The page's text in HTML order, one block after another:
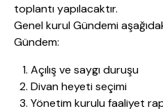
toplantı yapılacaktır.
Genel kurul Gündemi
Gündem:
Açılış ve saygı duruşu
Divan heyeti seçimi
Yönetim kurulu faaliyet